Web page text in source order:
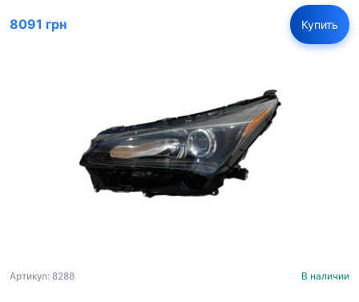
8091 грн Купить
Артикул: 8288 В наличии